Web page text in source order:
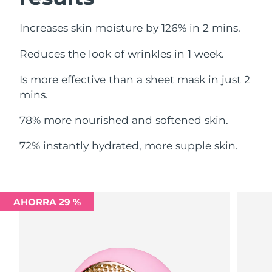
Increases skin moisture by 126% in 2 mins.
Reduces the look of wrinkles in 1 week.
Is more effective than a sheet mask in just 2
mins.
78% more nourished and softened skin.
72% instantly hydrated, more supple skin.
AHORRA 29 %
Filipinas Entrega prevista12/8/26
Polonia Entrega prevista
Portugal Entrega prevista9/8/26
Catar
Rumanía